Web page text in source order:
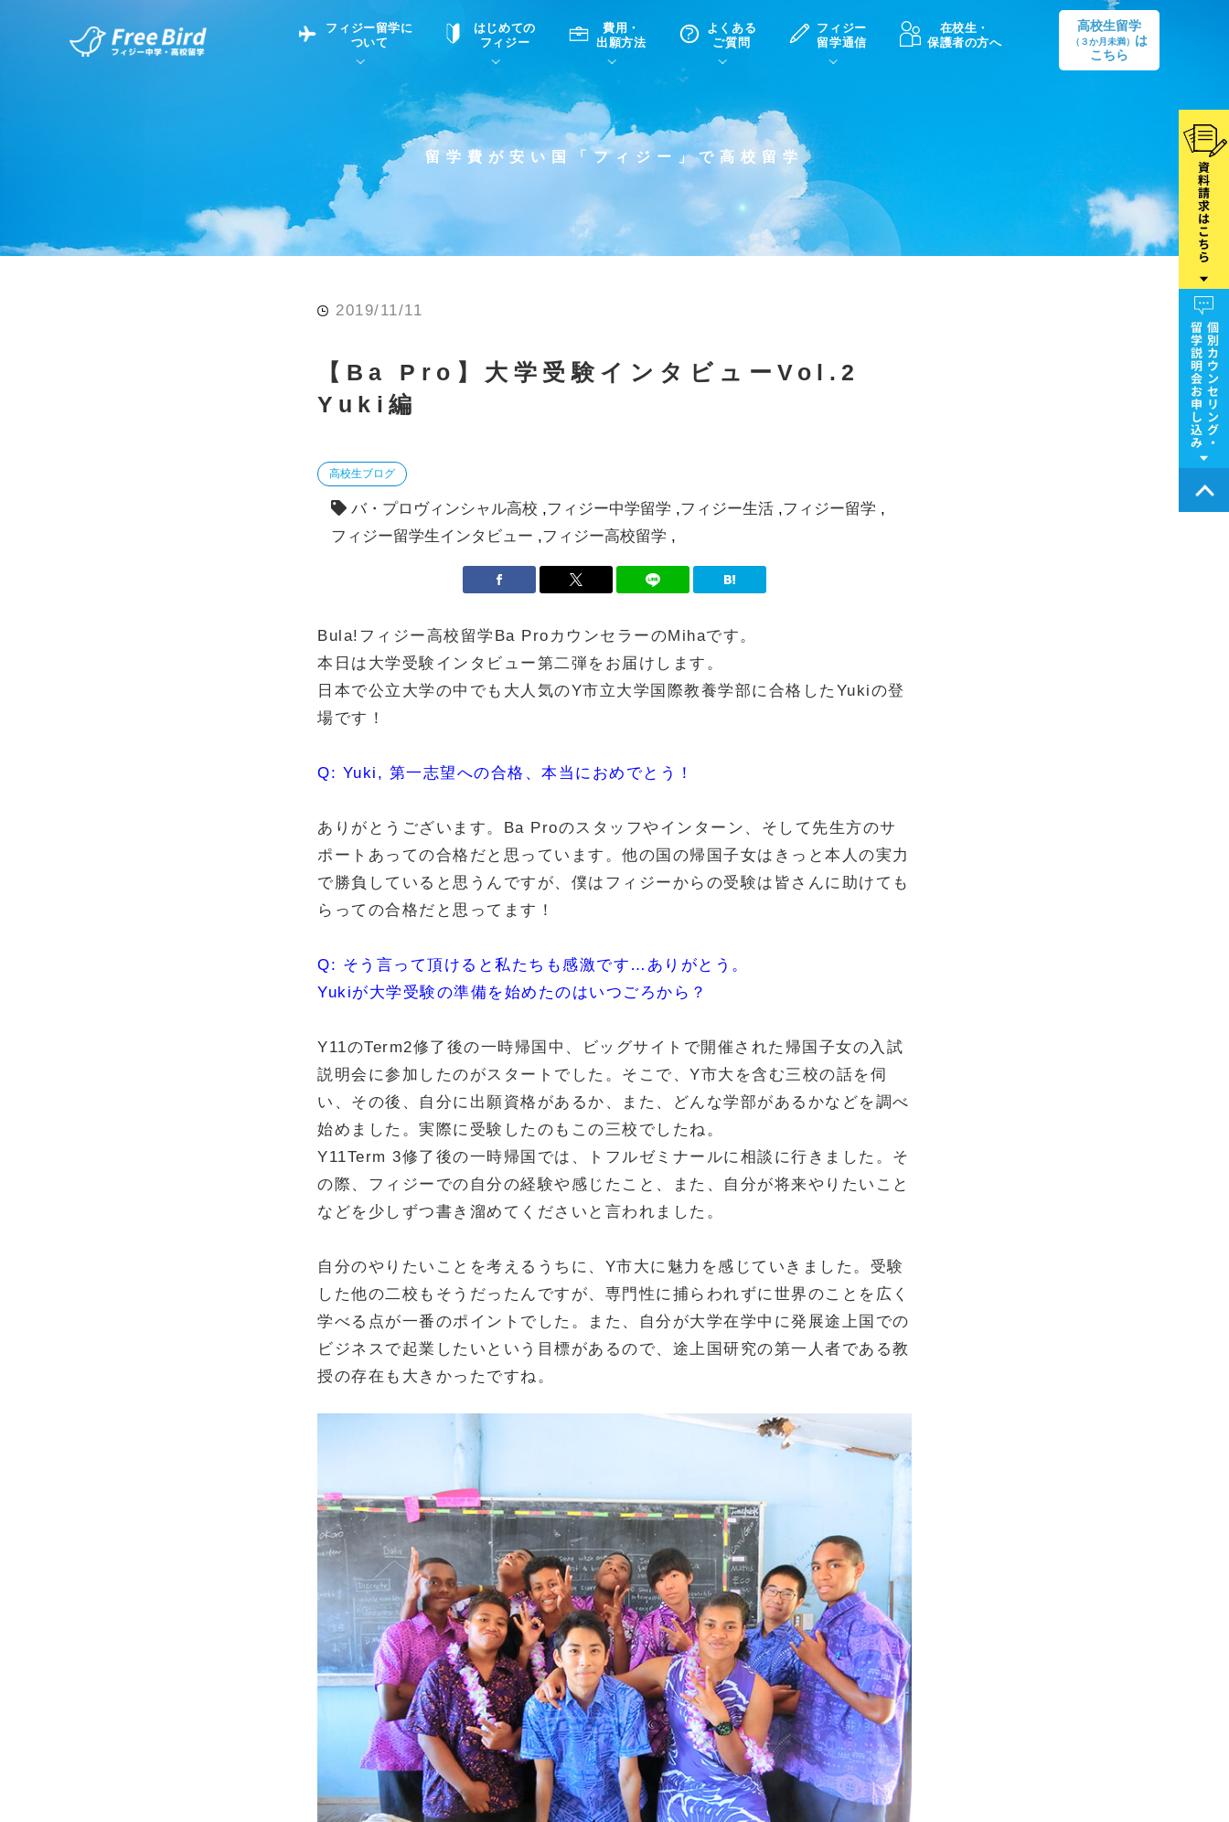
フィジー留学に
ついて
フィジー留学について 中学・高校留学の意義
はじめての
フィジー
滞在先
費用・
出願方法
高校留学
よくある
ご質問
フィジーでの生活Q&A ホームステイQ&A
現地高校Q&A
英語についてQ&A
フィジー
留学通信
フィジー留学通信TOP 学生インタビュー（在校生）
留学コラム
在校生・
保護者の方へ
高校生留学
（３か月未満）
は
こちら
留学費が安い国「フィジー」で高校留学
2019/11/11
【Ba Pro】大学受験インタビューVol.2
Yuki編
高校生ブログ
バ・プロヴィンシャル高校 フィジー中学留学 フィジー生活 フィジー留学
フィジー留学生インタビュー
フィジー高校留学
Bula!フィジー高校留学Ba ProカウンセラーのMihaです。
本日は大学受験インタビュー第二弾をお届けします。
日本で公立大学の中でも大人気のY市立大学国際教養学部に合格したYukiの登
場です！
Q: Yuki, 第一志望への合格、本当におめでとう！
ありがとうございます。Ba Proのスタッフやインターン、そして先生方のサ
ポートあっての合格だと思っています。他の国の帰国子女はきっと本人の実力
で勝負していると思うんですが、僕はフィジーからの受験は皆さんに助けても
らっての合格だと思ってます！
Q: そう言って頂けると私たちも感激です…ありがとう。
Yukiが大学受験の準備を始めたのはいつごろから？
Y11のTerm2修了後の一時帰国中、ビッグサイトで開催された帰国子女の入試
説明会に参加したのがスタートでした。そこで、Y市大を含む三校の話を伺
い、その後、自分に出願資格があるか、また、どんな学部があるかなどを調べ
始めました。実際に受験したのもこの三校でしたね。
Y11Term 3修了後の一時帰国では、トフルゼミナールに相談に行きました。そ
の際、フィジーでの自分の経験や感じたこと、また、自分が将来やりたいこと
などを少しずつ書き溜めてくださいと言われました。
自分のやりたいことを考えるうちに、Y市大に魅力を感じていきました。受験
した他の二校もそうだったんですが、専門性に捕らわれずに世界のことを広く
学べる点が一番のポイントでした。また、自分が大学在学中に発展途上国での
ビジネスで起業したいという目標があるので、途上国研究の第一人者である教
授の存在も大きかったですね。